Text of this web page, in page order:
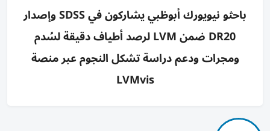
باحثو نيويورك أبوظبي يشاركون في SDSS وإصدار
DR20 ضمن LVM لرصد أطياف دقيقة لسُدم
ومجرات ودعم دراسة تشكل النجوم عبر منصة
LVMvis